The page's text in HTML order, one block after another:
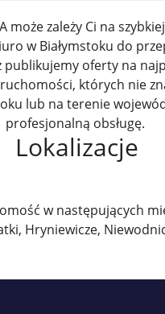
zależy Ci na
w Białymstoku do
oferty na
których nie
lub na terenie
profesjonalną obsługę.
Lokalizacje
w następujących
Hryniewicze,